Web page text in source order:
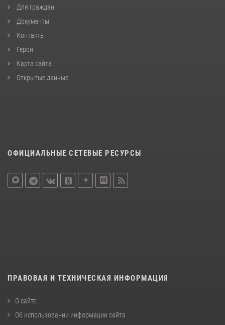
Для граждан
Документы
Контакты
Герои
Карта сайта
Открытые данные
ОФИЦИАЛЬНЫЕ СЕТЕВЫЕ РЕСУРСЫ
ПРАВОВАЯ И ТЕХНИЧЕСКАЯ ИНФОРМАЦИЯ
О сайте
Об использовании информации сайта